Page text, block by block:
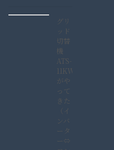
グリ
ッド
切替
機
ATS-
11KW
がや
って
きた
（イ
ンバ
ータ
ー⇔